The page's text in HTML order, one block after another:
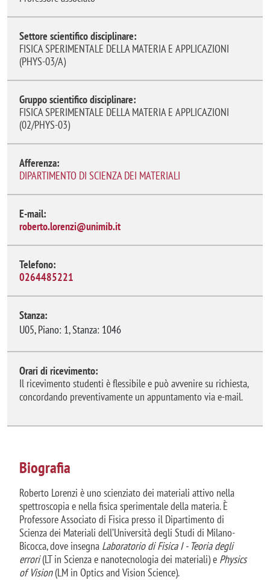
Settore scientifico disciplinare:
FISICA SPERIMENTALE DELLA MATERIA E APPLICAZIONI
(PHYS-03/A)
Gruppo scientifico disciplinare:
FISICA SPERIMENTALE DELLA MATERIA E APPLICAZIONI
(02/PHYS-03)
Afferenza:
DIPARTIMENTO DI SCIENZA DEI MATERIALI
E-mail:
roberto.lorenzi@unimib.it
Telefono:
0264485221
Stanza:
U05, Piano: 1, Stanza: 1046
Orari di ricevimento:
Il ricevimento studenti è flessibile e può avvenire su richiesta,
concordando preventivamente un appuntamento via e-mail.
Biografia
Roberto Lorenzi è uno scienziato dei materiali attivo nella
spettroscopia e nella fisica sperimentale della materia. È
Professore Associato di Fisica presso il Dipartimento di
Scienza dei Materiali dell’Università degli Studi di Milano-
Bicocca, dove insegna Laboratorio di Fisica I - Teoria degli
errori(LT in Scienza e nanotecnologia dei materiali) e Physics
of Vision(LM in Optics and Vision Science).